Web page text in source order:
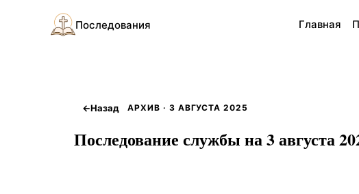
Последования Главная
←Назад АРХИВ · 3 АВГУСТА 2025
Последование службы на 3 августа